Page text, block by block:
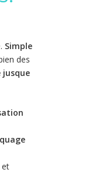
Simple
des
jusque
et